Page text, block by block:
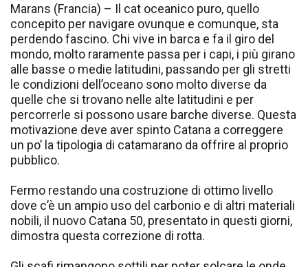
Marans (Francia) – Il cat oceanico puro, quello
concepito per navigare ovunque e comunque, sta
perdendo fascino. Chi vive in barca e fa il giro del
mondo, molto raramente passa per i capi, i più girano
alle basse o medie latitudini, passando per gli stretti
le condizioni dell’oceano sono molto diverse da
quelle che si trovano nelle alte latitudini e per
percorrerle si possono usare barche diverse. Questa
motivazione deve aver spinto Catana a correggere
un po’ la tipologia di catamarano da offrire al proprio
pubblico.
Fermo restando una costruzione di ottimo livello
dove c’è un ampio uso del carbonio e di altri materiali
nobili, il nuovo Catana 50, presentato in questi giorni,
dimostra questa correzione di rotta.